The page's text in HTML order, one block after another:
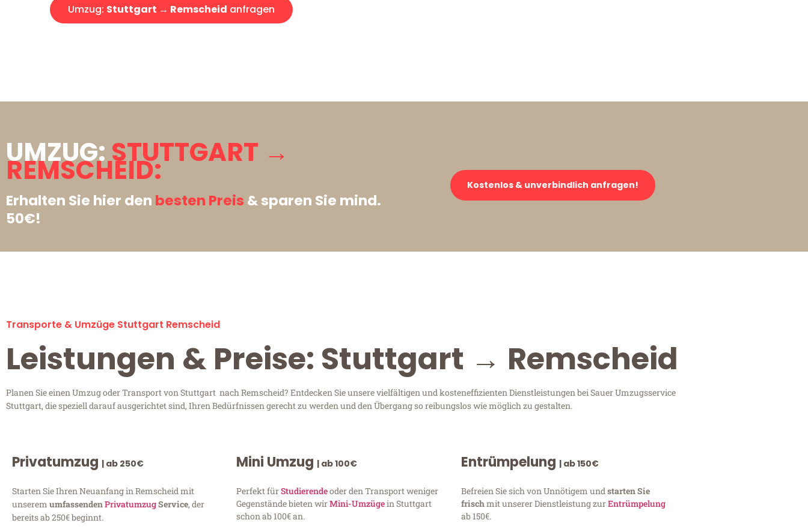
Umzug: Stuttgart → Remscheid anfragen
UMZUG:STUTTGART →
REMSCHEID:
Erhalten Sie hier den besten Preis & sparen Sie mind.
50€!
Kostenlos & unverbindlich anfragen!
Transporte & Umzüge Stuttgart Remscheid
Leistungen & Preise: Stuttgart → Remscheid
Planen Sie einen Umzug oder Transport von Stuttgart nach Remscheid? Entdecken Sie unsere vielfältigen und kosteneffizienten Dienstleistungen bei Sauer Umzugsservice
Stuttgart, die speziell darauf ausgerichtet sind, Ihren Bedürfnissen gerecht zu werden und den Übergang so reibungslos wie möglich zu gestalten.
Privatumzug | ab 250€
Starten Sie Ihren Neuanfang in Remscheid mit
unserem umfassendenPrivatumzugService, der
bereits ab 250€ beginnt.
Mini Umzug | ab 100€
Perfekt fürStudierendeoder den Transport weniger
Gegenstände bieten wirMini-Umzügein Stuttgart
schon ab 100€ an.
Entrümpelung | ab 150€
Befreien Sie sich von Unnötigem und starten Sie
frischmit unserer Dienstleistung zurEntrümpelung
ab 150€.